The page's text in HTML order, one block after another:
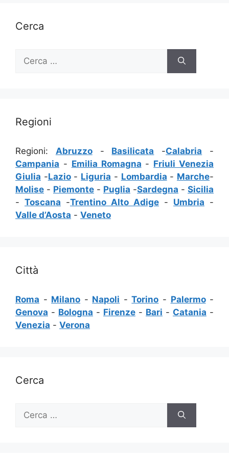
Cerca
per:
Regioni
Regioni: Abruzzo- Basilicata -Calabria -
Campania - Emilia Romagna - Friuli Venezia
Giulia -Lazio- Liguria - Lombardia - Marche-
Molise - Piemonte - Puglia -Sardegna - Sicilia
- Toscana -Trentino Alto Adige - Umbria -
Valle d’Aosta - Veneto
Città
Roma - Milano - Napoli -Torino - Palermo-
Genova - Bologna - Firenze - Bari - Catania -
Venezia - Verona
Cerca
per: